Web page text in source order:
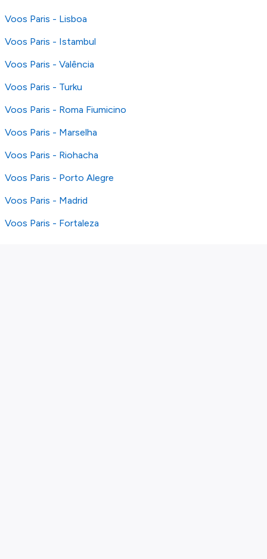
Voos Paris - Lisboa
Voos Paris - Istambul
Voos Paris - Valência
Voos Paris - Turku
Voos Paris - Roma Fiumicino
Voos Paris - Marselha
Voos Paris - Riohacha
Voos Paris - Porto Alegre
Voos Paris - Madrid
Voos Paris - Fortaleza